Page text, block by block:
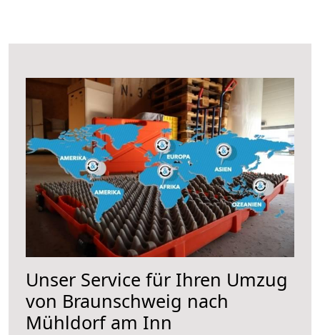
Unser Service für Ihren Umzug
von Braunschweig nach
Mühldorf am Inn